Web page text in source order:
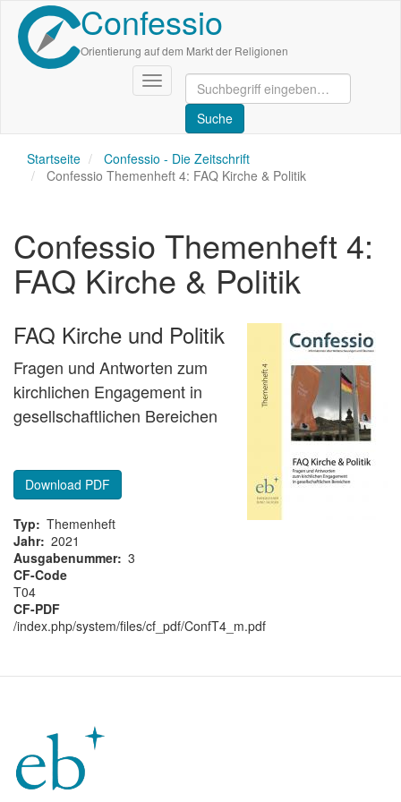
Direkt
zum
Inhalt
Confessio
Orientierung auf dem Markt der Religionen
Navigation
aktivieren/deaktivieren
Startseite
Confessio - Die Zeitschrift
Confessio Themenheft 4: FAQ Kirche & Politik
Confessio Themenheft 4:
FAQ Kirche & Politik
FAQ Kirche und Politik
Fragen und Antworten zum
kirchlichen Engagement in
gesellschaftlichen Bereichen
Download PDF
Typ
Themenheft
Jahr 2021
Ausgabenummer 3
CF-Code
T04
CF-PDF
/index.php/system/files/cf_pdf/ConfT4_m.pdf